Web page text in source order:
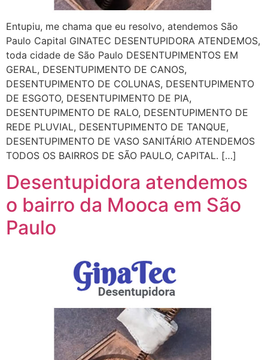
Entupiu, me chama que eu resolvo, atendemos São
Paulo Capital GINATEC DESENTUPIDORA ATENDEMOS,
toda cidade de São Paulo DESENTUPIMENTOS EM
GERAL, DESENTUPIMENTO DE CANOS,
DESENTUPIMENTO DE COLUNAS, DESENTUPIMENTO
DE ESGOTO, DESENTUPIMENTO DE PIA,
DESENTUPIMENTO DE RALO, DESENTUPIMENTO DE
REDE PLUVIAL, DESENTUPIMENTO DE TANQUE,
DESENTUPIMENTO DE VASO SANITÁRIO ATENDEMOS
TODOS OS BAIRROS DE SÃO PAULO, CAPITAL. […]
Desentupidora atendemos
o bairro da Mooca em São
Paulo